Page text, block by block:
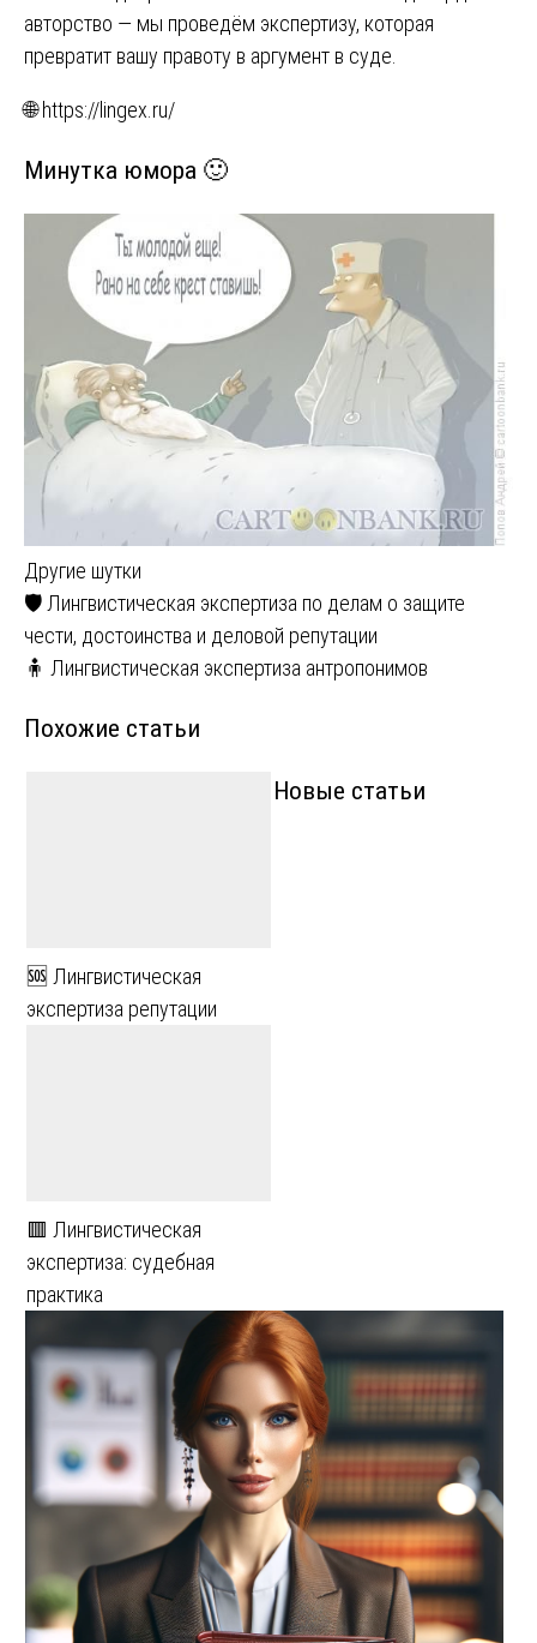
авторство — мы проведём экспертизу, которая
превратит вашу правоту в аргумент в суде.
🌐 https://lingex.ru/
Минутка юмора 🙂
Другие шутки
Навигация
по
🛡 Лингвистическая экспертиза по делам о защите
чести, достоинства и деловой репутации
🧍 Лингвистическая экспертиза антропонимов
Похожие статьи
🆘 Лингвистическая
экспертиза репутации
🟥 Лингвистическая
экспертиза: судебная
практика
Новые статьи